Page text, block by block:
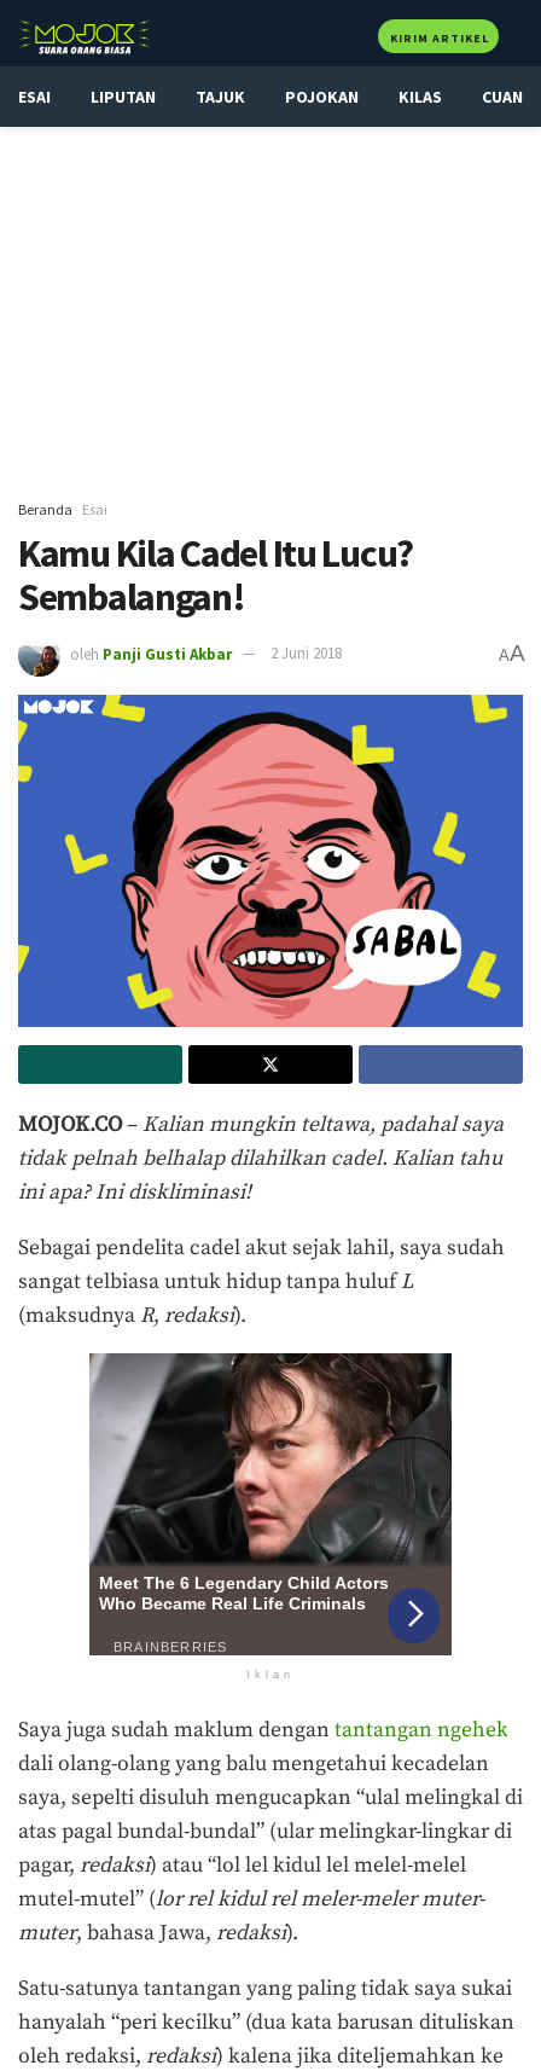
KIRIM ARTIKEL
ESAI LIPUTAN TAJUK POJOKAN KILAS CUAN
Beranda Esai
Kamu Kila Cadel Itu Lucu?
Sembalangan!
oleh Panji Gusti Akbar 2 Juni 2018 AA
MOJOK.CO– Kalian mungkin teltawa, padahal saya
tidak pelnah belhalap dilahilkan cadel. Kalian tahu
ini apa? Ini diskliminasi!
Sebagai pendelita cadel akut sejak lahil, saya sudah
sangat telbiasa untuk hidup tanpa hulufL
(maksudnya R, redaksi).
Iklan
Saya juga sudah maklum dengan tantangan ngehek
dali olang-olang yang balu mengetahui kecadelan
saya, sepelti disuluh mengucapkan “ulal melingkal di
atas pagal bundal-bundal” (ular melingkar-lingkar di
pagar, redaksi) atau “lol lel kidul lel melel-melel
mutel-mutel” (lor rel kidul rel meler-meler muter-
muter, bahasa Jawa, redaksi).
Satu-satunya tantangan yang paling tidak saya sukai
hanyalah “peri kecilku” (dua kata barusan dituliskan
oleh redaksi, redaksi) kalena jika diteljemahkan ke